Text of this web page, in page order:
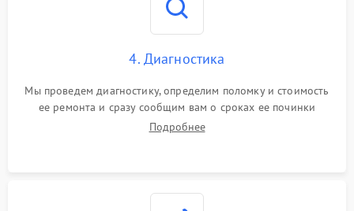
4. Диагностика
Мы проведем диагностику, определим поломку и стоимость
ее ремонта и сразу сообщим вам о сроках ее починки
Подробнее